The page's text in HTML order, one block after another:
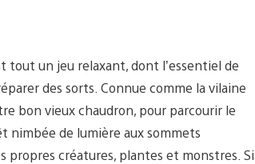
tout un jeu relaxant, dont l’essentiel de
des sorts. Connue comme la vilaine
bon vieux chaudron, pour parcourir le
nimbée de lumière aux sommets
propres créatures, plantes et monstres. Si